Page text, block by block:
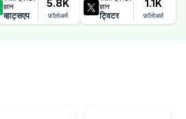
ज्ञान
व्हाट्सएप
5.8K
फ़ॉलोअर्स
ज्ञान
ट्विटर
1.1K
फ़ॉलोअर्स